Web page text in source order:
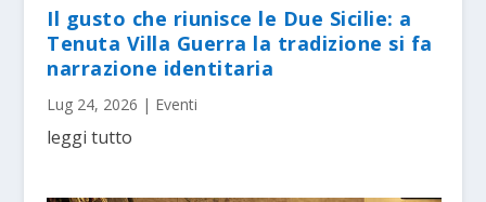
Il gusto che riunisce le Due Sicilie: a
Tenuta Villa Guerra la tradizione si fa
narrazione identitaria
Lug 24, 2026 | Eventi
leggi tutto